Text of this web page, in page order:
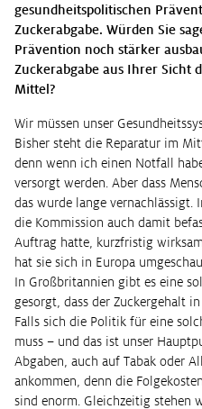
gesundheitspolitischen
Zuckerabgabe. Würden Sie
Prävention noch stärker
Zuckerabgabe aus Ihrer Sicht
Mittel?
Wir müssen unser
Bisher steht die Reparatur im
denn wenn ich einen Notfall
versorgt werden. Aber dass
das wurde lange vernachlässigt.
die Kommission auch damit
Auftrag hatte, kurzfristig
hat sie sich in Europa
In Großbritannien gibt es eine
gesorgt, dass der Zuckergehalt
Falls sich die Politik für eine
muss – und das ist unser
Abgaben, auch auf Tabak oder
ankommen, denn die
sind enorm. Gleichzeitig stehen